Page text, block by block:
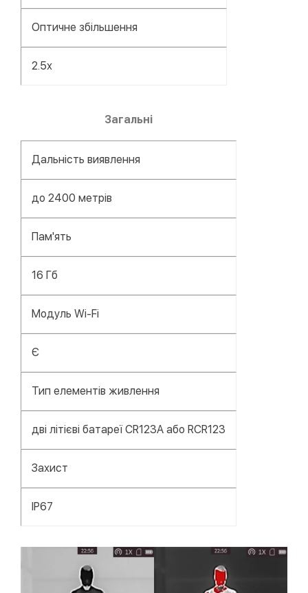
Оптичне збільшення
2.5х
Загальні
Дальність виявлення
до 2400 метрів
Пам'ять
16 Гб
Модуль Wi-Fi
Є
Тип елементів живлення
дві літієві батареї CR123A або RCR123
Захист
ІР67